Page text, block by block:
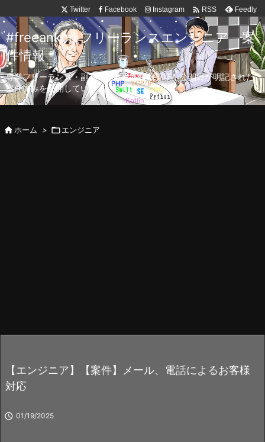
Twitter Facebook Instagram  RSS Feedly
#freeanken フリーランスエンジニア 案
件情報
専業フリーランス・副業向け案件を毎日更新！公開日が明記された
案件のみを公開しています。
ホーム > エンジニア
【エンジニア】【案件】メール、電話によるお客様
対応
 01/19/2025